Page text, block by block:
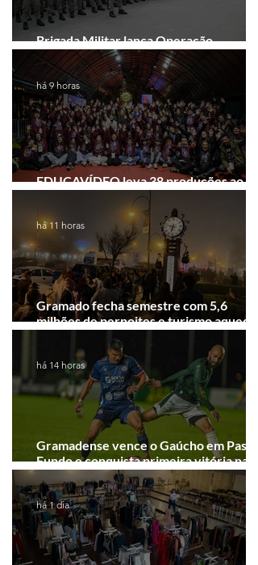
Brigada Militar lança Operação
Convergência na Região das Hortênsias
EDUCAVÍDEO leva 38 produções ao
Festival de Cinema de Gramado
há 9 horas
Gramado fecha semestre com 5,6
milhões de pernoites e turismo
Junho desponta!
há 11 horas
Gramadense vence o Gaúcho em Passo
Fundo e conquista primeira vitória na
Série A2
há 14 horas
há 1 dia